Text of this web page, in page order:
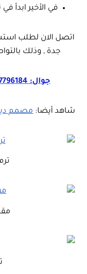
في الأخير ابدأ
اتصل الان لطلب
جدة , وذلك
جوال: 0557796184
شاهد أيضا: مصمم